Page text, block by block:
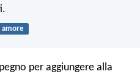
amore
per aggiungere alla